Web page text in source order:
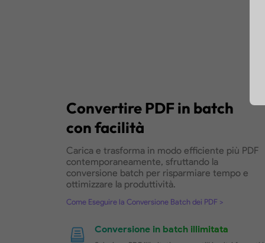
Mantiene il layout della pagina, i
Converti PDF in altri formati in
Download Gratis